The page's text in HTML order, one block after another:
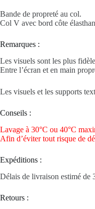
Bande de propreté au col.
Col V avec bord côte
Remarques :
Les visuels sont les plus
Entre l’écran et en main
Les visuels et les supports
Conseils :
Lavage à 30°C ou 40°C
Afin d’éviter tout risque de
Expéditions :
Délais de livraison estimé de
Retours :